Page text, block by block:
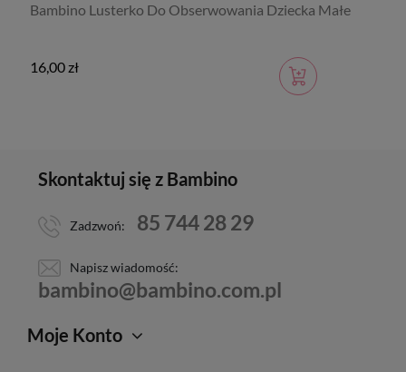
Bambino Lusterko Do Obserwowania Dziecka Małe
16,00 zł
Skontaktuj się z Bambino
Zadzwoń: 85 744 28 29
Napisz wiadomość:
bambino@bambino.com.pl
Moje Konto